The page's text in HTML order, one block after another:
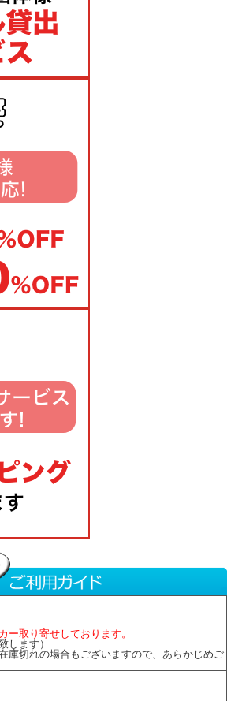
ー取り寄せしております。
します）
庫切れの場合もございますので、あらかじめご